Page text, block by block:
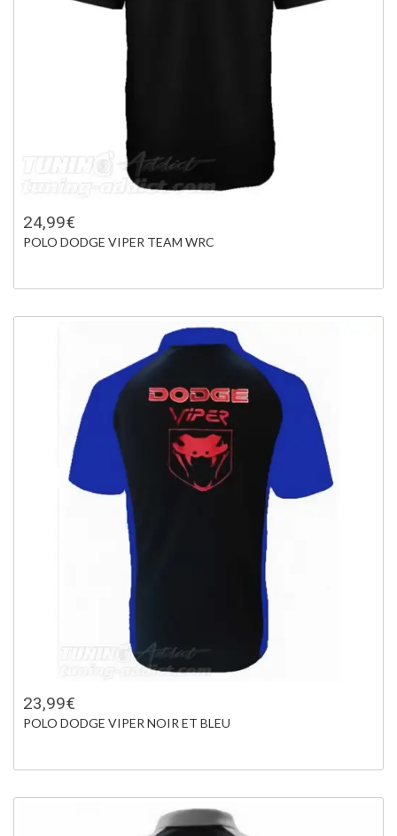
24,99€
POLO DODGE VIPER TEAM WRC
23,99€
POLO DODGE VIPER NOIR ET BLEU